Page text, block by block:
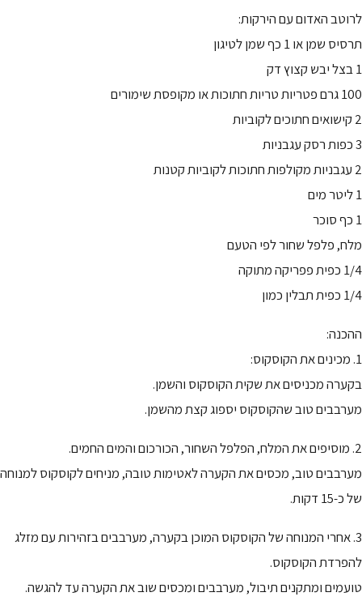
לרוטב האדום עם הירקות:
תרסיס שמן או 1 כף שמן לטיגון
1 בצל יבש קצוץ דק
100 גרם פטריות טריות חתוכות או מקופסת שימורים
2 קישואים חתוכים לקוביות
3 כפות רסק עגבניות
2 עגבניות מקולפות חתוכות לקוביות קטנות
1 ליטר מים
1 כף סוכר
מלח, פלפל שחור לפי הטעם
1/4 כפית פפריקה מתוקה
1/4 כפית תבלין כמון
ההכנה:
1. מכינים את הקוסקוס:
בקערה מכניסים את שקית הקוסקוס והשמן.
מערבבים טוב שהקוסקוס יספוג קצת מהשמן.
2. מוסיפים את המלח, הפלפל השחור, הכורכום והמים החמים.
מערבבים טוב, מכסים את הקערה לאטימות טובה, מניחים לקוסקוס למנוחה
של כ-15 דקות.
3. אחרי המנוחה של הקוסקוס המוכן בקערה, מערבבים בזהירות עם מזלג
להפרדת הקוסקוס.
טועמים ומתקנים תיבול, מערבבים ומכסים שוב את הקערה עד להגשה.